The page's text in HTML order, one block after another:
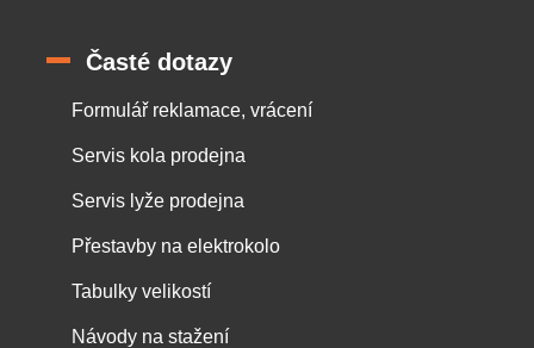
Časté dotazy
Formulář reklamace, vrácení
Servis kola prodejna
Servis lyže prodejna
Přestavby na elektrokolo
Tabulky velikostí
Návody na stažení